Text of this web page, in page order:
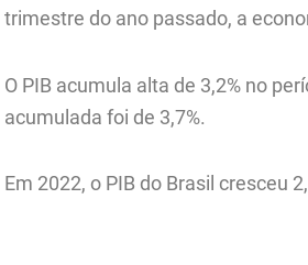
trimestre do ano passado, a
O PIB acumula alta de 3,2% no
acumulada foi de 3,7%.
Em 2022, o PIB do Brasil cresceu